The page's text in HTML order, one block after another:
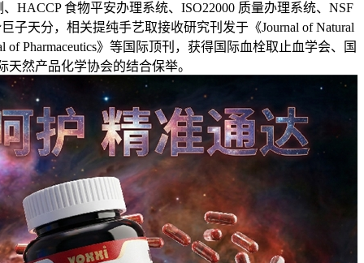
HACCP 食物平安办理系统、ISO22000 质量办理系统、NSF
子天分，相关提纯手艺取接收研究刊发于《Journal of Natural
of Pharmaceutics》等国际顶刊，获得国际血栓取止血学会、国
天然产品化学协会的结合保举。